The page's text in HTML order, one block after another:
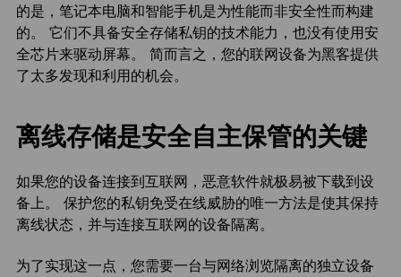
的是，笔记本电脑和智能手机是为性能而非安全性而构建
的。 它们不具备安全存储私钥的技术能力，也没有使用安
全芯片来驱动屏幕。 简而言之，您的联网设备为黑客提供
了太多发现和利用的机会。
离线存储是安全自主保管的关键
如果您的设备连接到互联网，恶意软件就极易被下载到设
备上。 保护您的私钥免受在线威胁的唯一方法是使其保持
离线状态，并与连接互联网的设备隔离。
为了实现这一点，您需要一台与网络浏览隔离的独立设备